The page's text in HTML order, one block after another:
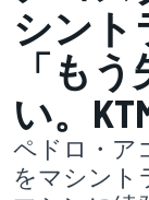
シント
「も
い。
ペドロ・ア
をマシント